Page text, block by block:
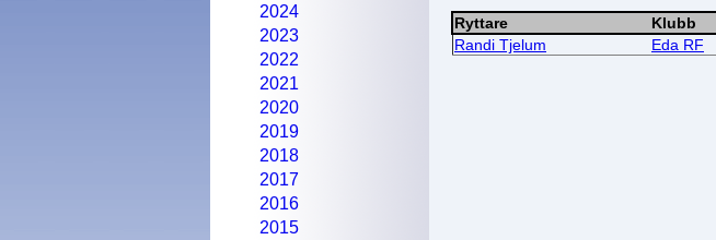
Ryttare Klubb
Randi Tjelum
Eda RF
2024
2023
2022
2021
2020
2019
2018
2017
2016
2015